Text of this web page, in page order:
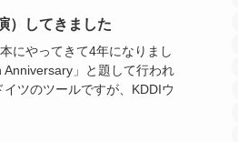
）してきました
にやってきて4年になりまし
」と題して行われ
ツのツールですが、KDDIウ